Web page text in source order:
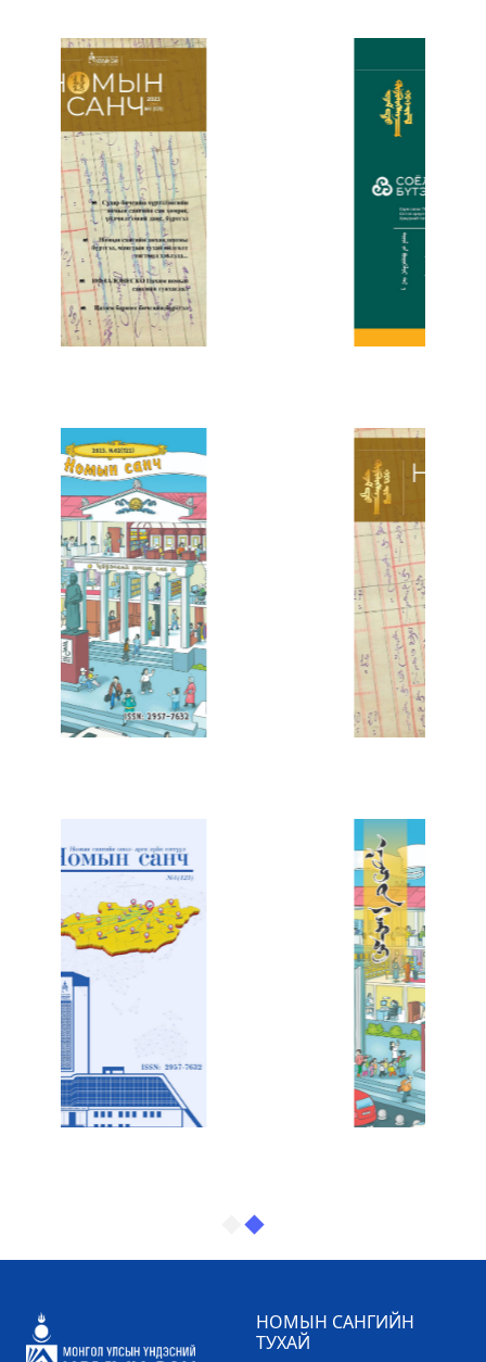
НОМЫН САНГИЙН
ТУХАЙ